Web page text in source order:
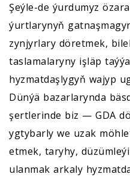
Şeýle-de ýurdumyz
ýurtlarynyň
zynjyrlary döretmek,
taslamalaryny işläp
hyzmatdaşlygyň wajyp
Dünýä bazarlarynda
şertlerinde biz — GDA
ygtybarly we uzak
etmek, taryhy,
ulanmak arkaly